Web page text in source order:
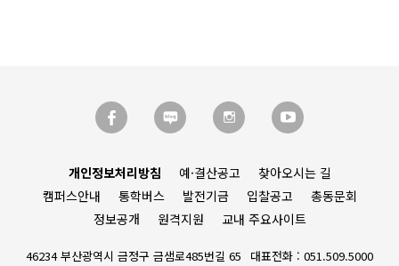
개인정보처리방침 예·결산공고
찾아오시는 길
캠퍼스안내
통학버스 발전기금 입찰공고
총동문회
정보공개
원격지원 교내 주요사이트
46234 부산광역시 금정구 금샘로485번길 65
대표전화 : 051.509.5000